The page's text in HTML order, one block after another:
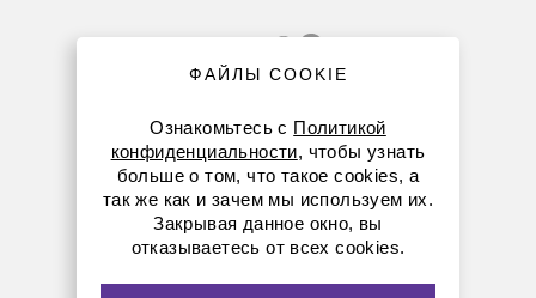
8 (800) 234-05-08
8-863-303-55-00
ФАЙЛЫ COOKIE
Ознакомьтесь с Политикой
конфиденциальности, чтобы узнать
больше о том, что такое cookies, а
так же как и зачем мы используем их.
Закрывая данное окно, вы
отказываетесь от всех cookies.